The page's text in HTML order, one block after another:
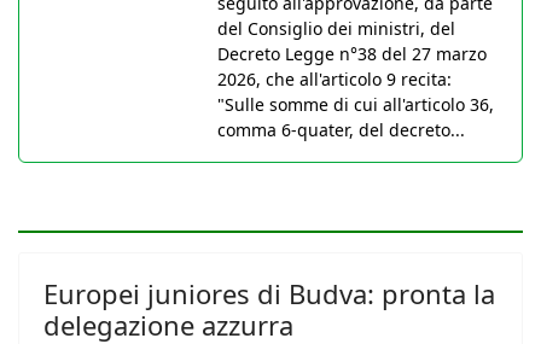
del Consiglio dei ministri, del
Decreto Legge n°38 del 27 marzo
2026, che all'articolo 9 recita:
"Sulle somme di cui all'articolo 36,
comma 6-quater, del decreto...
Europei juniores di Budva: pronta la
delegazione azzurra